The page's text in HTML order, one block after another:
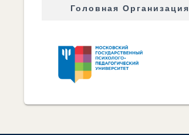
Головная Организация